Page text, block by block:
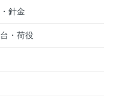
針金
・荷役